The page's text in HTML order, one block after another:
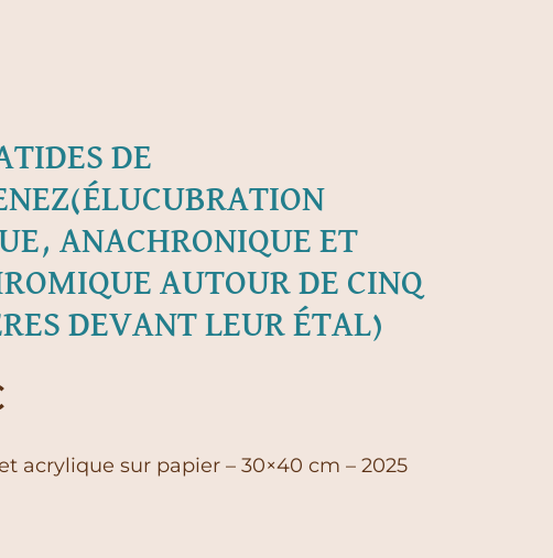
DE
ANACHRONIQUE ET
AUTOUR DE CINQ
DEVANT LEUR ÉTAL)
acrylique sur papier – 30×40 cm – 2025